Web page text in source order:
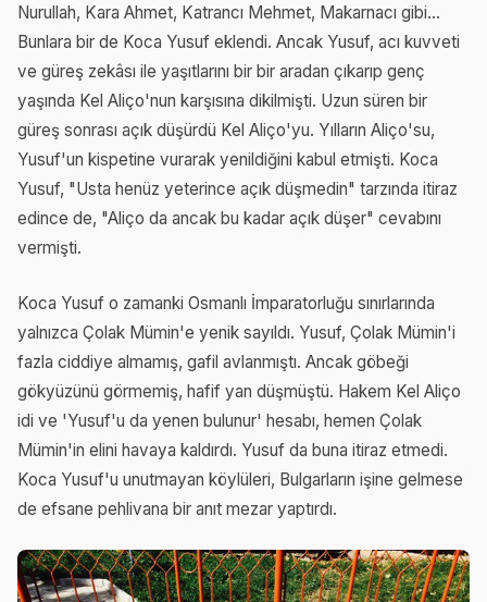
Nurullah, Kara Ahmet, Katrancı Mehmet, Makarnacı gibi…
Bunlara bir de Koca Yusuf eklendi. Ancak Yusuf, acı kuvveti
ve güreş zekâsı ile yaşıtlarını bir bir aradan çıkarıp genç
yaşında Kel Aliço'nun karşısına dikilmişti. Uzun süren bir
güreş sonrası açık düşürdü Kel Aliço'yu. Yılların Aliço'su,
Yusuf'un kispetine vurarak yenildiğini kabul etmişti. Koca
Yusuf, "Usta henüz yeterince açık düşmedin" tarzında itiraz
edince de, "Aliço da ancak bu kadar açık düşer" cevabını
vermişti.
Koca Yusuf o zamanki Osmanlı İmparatorluğu sınırlarında
yalnızca Çolak Mümin'e yenik sayıldı. Yusuf, Çolak Mümin'i
fazla ciddiye almamış, gafil avlanmıştı. Ancak göbeği
gökyüzünü görmemiş, hafif yan düşmüştü. Hakem Kel Aliço
idi ve 'Yusuf'u da yenen bulunur' hesabı, hemen Çolak
Mümin'in elini havaya kaldırdı. Yusuf da buna itiraz etmedi.
Koca Yusuf'u unutmayan köylüleri, Bulgarların işine gelmese
de efsane pehlivana bir anıt mezar yaptırdı.